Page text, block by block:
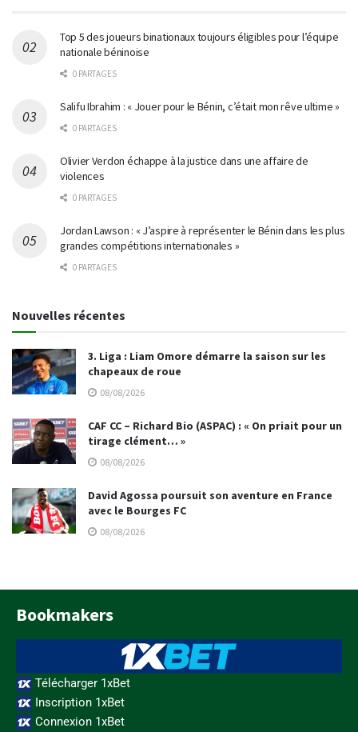
Top 5 des joueurs binationaux toujours éligibles pour l’équipe
nationale béninoise
0 PARTAGES
Salifu Ibrahim : « Jouer pour le Bénin, c’était mon rêve ultime »
0 PARTAGES
Olivier Verdon échappe à la justice dans une affaire de
violences
0 PARTAGES
Jordan Lawson : « J’aspire à représenter le Bénin dans les plus
grandes compétitions internationales »
0 PARTAGES
Nouvelles récentes
3. Liga : Liam Omore démarre la saison sur les
chapeaux de roue
08/08/2026
CAF CC – Richard Bio (ASPAC) : « On priait pour un
tirage clément… »
08/08/2026
David Agossa poursuit son aventure en France
avec le Bourges FC
08/08/2026
Bookmakers
Télécharger 1xBet
Inscription 1xBet
Connexion 1xBet